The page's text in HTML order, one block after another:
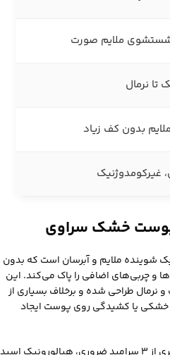
ملایم صورت
نرمال
بدون کف زیاد
غیرکومدوژنیک
خشک سراوی
ملایم و آبرسان است که بدون
و چربی‌های اضافی را پاک می‌کند. این
طراحی شده و برخلاف بسیاری از
یا کشیدگی روی پوست ایجاد